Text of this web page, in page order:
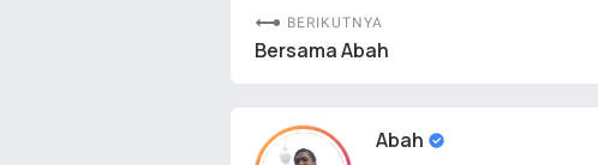
BERIKUTNYA
Bersama Abah
Abah